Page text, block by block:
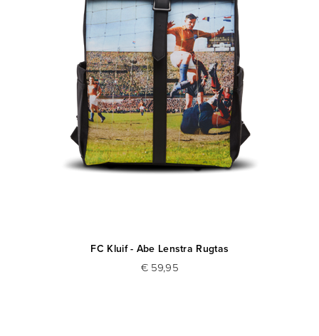
FC Kluif - Abe Lenstra Rugtas
€ 59,95